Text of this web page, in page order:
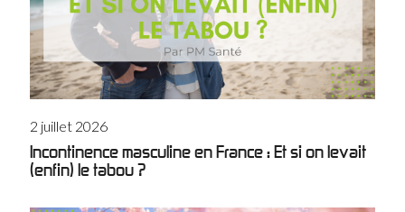
2 juillet 2026
Incontinence masculine en France : Et si on levait
(enfin) le tabou ?